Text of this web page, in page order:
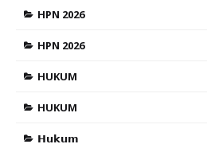
HPN 2026
HPN 2026
HUKUM
HUKUM
𝗛𝘂𝗸𝘂𝗺